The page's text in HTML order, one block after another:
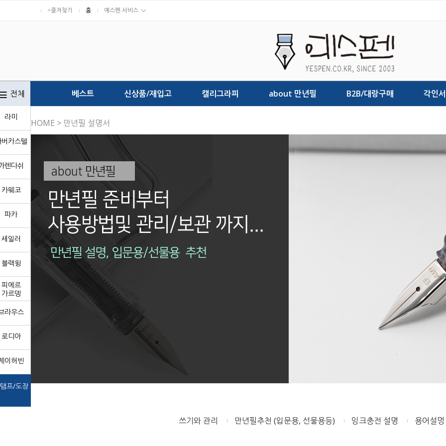
+즐겨찾기 홈 예스펜 서비스
전체
라미
카스텔
렌다쉬
카웨코
파카
세일러
블랙윙
피에르
가르뎅
라우스
로디아
이허빈
프/도장
베스트 신상품/재입고 캘리그라피 about 만년필 B2B/대랑구매 각인
HOME > 만년필 설명서
쓰기와 관리 만년필추천 (입문용, 선물용등) 잉크충전 설명 용어설멍